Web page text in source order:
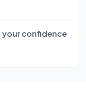
your confidence